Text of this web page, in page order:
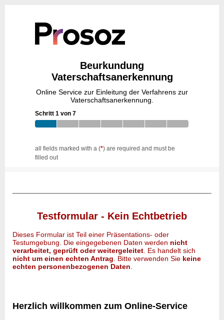
Beurkundung
Vaterschaftsanerkennung
Online Service zur Einleitung der Verfahrens zur
Vaterschaftsanerkennung.
Schritt 1 von 7
all fields marked with a (*) are required and must be
filled out
Testformular - Kein Echtbetrieb
Dieses Formular ist Teil einer Präsentations- oder
Testumgebung. Die eingegebenen Daten werden nicht
verarbeitet, geprüft oder weitergeleitet . Es handelt sich
nicht um einen echten Antrag . Bitte verwenden Sie keine
echten personenbezogenen Daten
Herzlich willkommen zum Online-Service